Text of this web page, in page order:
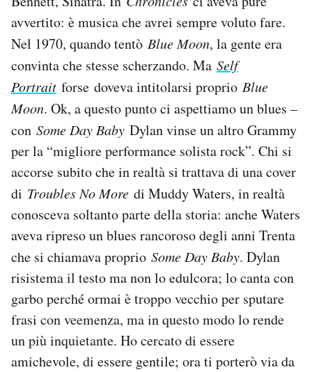
avvertito: è musica che avrei sempre voluto fare.
Nel 1970, quando tentò Blue Moon, la gente era
convinta che stesse scherzando. Ma Self
Portrait forse doveva intitolarsi proprio Blue
Moon. Ok, a questo punto ci aspettiamo un blues –
con Some Day Baby Dylan vinse un altro Grammy
per la “migliore performance solista rock”. Chi si
accorse subito che in realtà si trattava di una cover
di Troubles No More di Muddy Waters, in realtà
conosceva soltanto parte della storia: anche Waters
aveva ripreso un blues rancoroso degli anni Trenta
che si chiamava proprio Some Day Baby. Dylan
risistema il testo ma non lo edulcora; lo canta con
garbo perché ormai è troppo vecchio per sputare
frasi con veemenza, ma in questo modo lo rende
un più inquietante. Ho cercato di essere
amichevole, di essere gentile; ora ti porterò via da